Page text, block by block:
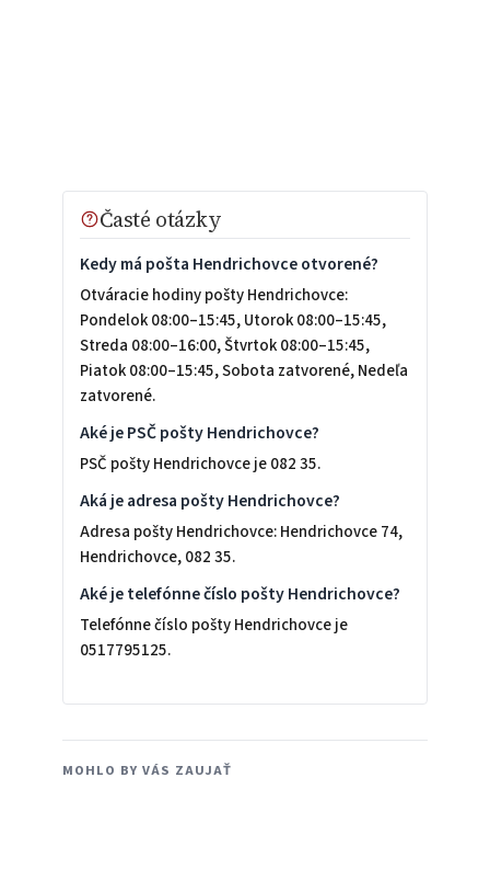
Časté otázky
Kedy má pošta Hendrichovce otvorené?
Otváracie hodiny pošty Hendrichovce:
Pondelok 08:00–15:45, Utorok 08:00–15:45,
Streda 08:00–16:00, Štvrtok 08:00–15:45,
Piatok 08:00–15:45, Sobota zatvorené, Nedeľa
zatvorené.
Aké je PSČ pošty Hendrichovce?
PSČ pošty Hendrichovce je 082 35.
Aká je adresa pošty Hendrichovce?
Adresa pošty Hendrichovce: Hendrichovce 74,
Hendrichovce, 082 35.
Aké je telefónne číslo pošty Hendrichovce?
Telefónne číslo pošty Hendrichovce je
0517795125.
MOHLO BY VÁS ZAUJAŤ